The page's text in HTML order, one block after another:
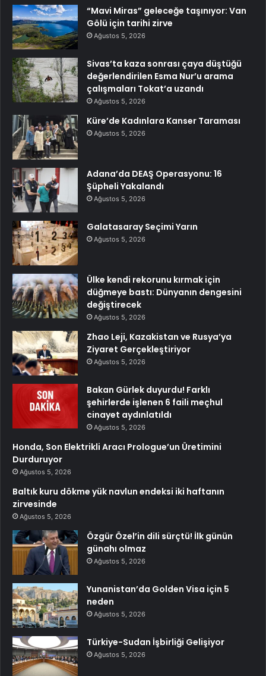
“Mavi Miras” geleceğe taşınıyor: Van
Gölü için tarihi zirve
Ağustos 5, 2026
Sivas’ta kaza sonrası çaya düştüğü
değerlendirilen Esma Nur’u arama
çalışmaları Tokat’a uzandı
Ağustos 5, 2026
Küre’de Kadınlara Kanser Taraması
Ağustos 5, 2026
Adana’da DEAŞ Operasyonu: 16
Şüpheli Yakalandı
Ağustos 5, 2026
Galatasaray Seçimi Yarın
Ağustos 5, 2026
Ülke kendi rekorunu kırmak için
düğmeye bastı: Dünyanın dengesini
değiştirecek
Ağustos 5, 2026
Zhao Leji, Kazakistan ve Rusya’ya
Ziyaret Gerçekleştiriyor
Ağustos 5, 2026
Bakan Gürlek duyurdu! Farklı
şehirlerde işlenen 6 faili meçhul
cinayet aydınlatıldı
Ağustos 5, 2026
Honda, Son Elektrikli Aracı Prologue’un Üretimini
Durduruyor
Ağustos 5, 2026
Baltık kuru dökme yük navlun endeksi iki haftanın
zirvesinde
Ağustos 5, 2026
Özgür Özel’in dili sürçtü! İlk günün
günahı olmaz
Ağustos 5, 2026
Yunanistan’da Golden Visa için 5
neden
Ağustos 5, 2026
Türkiye-Sudan İşbirliği Gelişiyor
Ağustos 5, 2026